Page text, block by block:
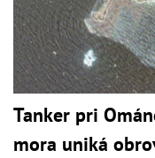
Tanker pri
mora uniká